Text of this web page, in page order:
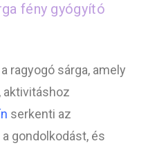
fény gyógyító
ragyogó sárga, amely
aktivitáshoz
serkenti az
gondolkodást, és